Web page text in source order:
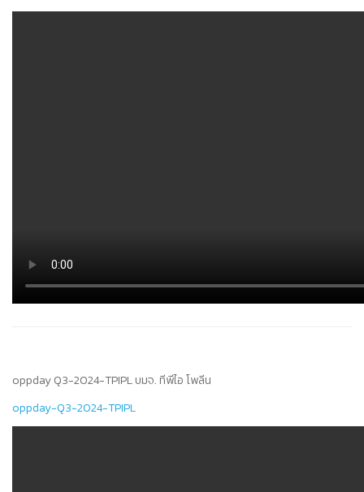
oppday Q3-2024-TPIPL บมจ. ทีพีไอ โพลีน
oppday-Q3-2024-TPIPL